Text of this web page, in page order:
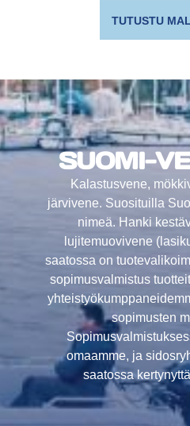
TUTUSTU
SUOMI-
Kalastusvene,
järvivene. Suosituilla
nimeä. Hanki
lujitemuovivene
saatossa on
sopimusvalmistus
sopimusten
omaamme, ja
saatossa